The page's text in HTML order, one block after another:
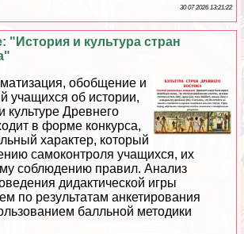
30 07 2026 13:21:22
"История и культура стран
обобщение и
учащихся об истории,
культуре Древнего
в форме конкурса,
хаpaктер, который
самоконтроля учащихся, их
соблюдению правил. Анализ
дидактической игры
по результатам анкетирования
балльной методики